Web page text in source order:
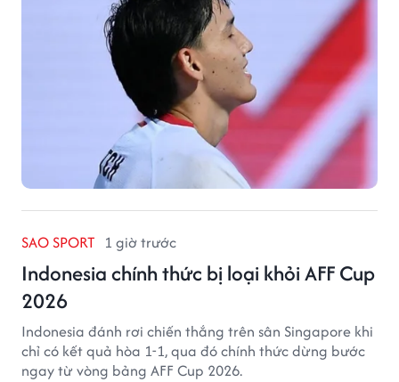
SAO SPORT 1 giờ trước
Indonesia chính thức bị loại khỏi AFF Cup
2026
Indonesia đánh rơi chiến thắng trên sân Singapore khi
chỉ có kết quả hòa 1-1, qua đó chính thức dừng bước
ngay từ vòng bảng AFF Cup 2026.